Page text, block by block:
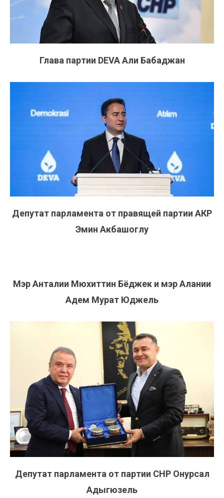
Глава партии DEVA Али Бабаджан
Депутат парламента от правящей партии АКР
Эмин Акбашоглу
Мэр Анталии Мюхиттин Бёджек и мэр Алании
Адем Мурат Юджель
Депутат парламента от партии СНР Онурсал
Адыгюзель